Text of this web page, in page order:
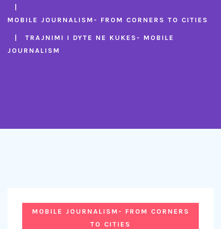
MOBILE JOURNALISM- FROM CORNERS TO CITIES
TRAJNIMI I DYTE NE KUKES- MOBILE
JOURNALISM
MOBILE JOURNALISM- FROM CORNERS
TO CITIES